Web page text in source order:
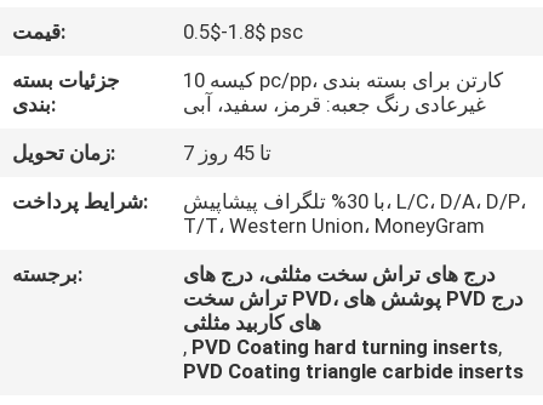
کنترل
کیفیت
تماس
با
قیمت:
0.5$-1.8$ psc
جزئیات بسته
بندی:
کیسه 10 pc/pp، کارتن برای بسته بندی
غیرعادی رنگ جعبه: قرمز، سفید، آبی
زمان تحویل:
7 تا 45 روز
شرایط پرداخت:
با 30% تلگراف پیشاپیش، L/C، D/A، D/P،
T/T، Western Union، MoneyGram
برجسته:
درج های تراش سخت مثلثی، درج های
تراش سخت PVD، پوشش های PVD درج
های کاربید مثلثی
, PVD Coating hard turning inserts,
PVD Coating triangle carbide inserts